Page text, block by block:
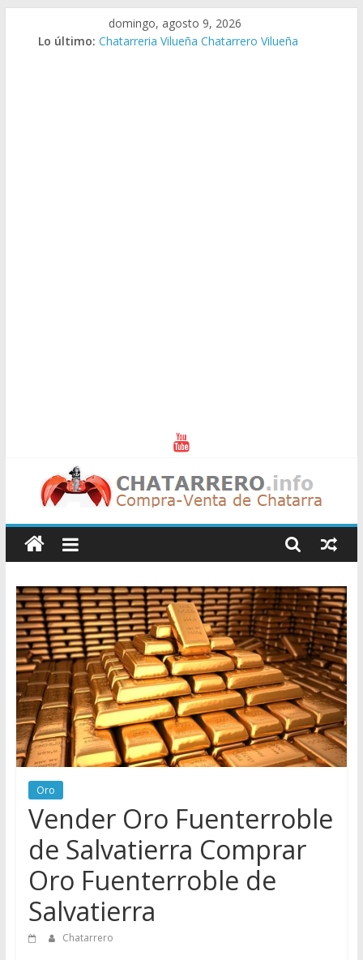
domingo, agosto 9, 2026
Lo último: Chatarreria Vilueña Chatarrero Vilueña
Chatarreros
–
Precio
de
Chatarra
Directorio
de
Chatarreros
para
vender
Chatarra
Oro
Vender Oro Fuenterroble
de Salvatierra Comprar
Oro Fuenterroble de
Salvatierra
Chatarrero